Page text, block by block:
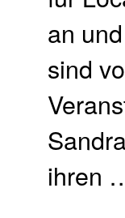
an
sind
ihren